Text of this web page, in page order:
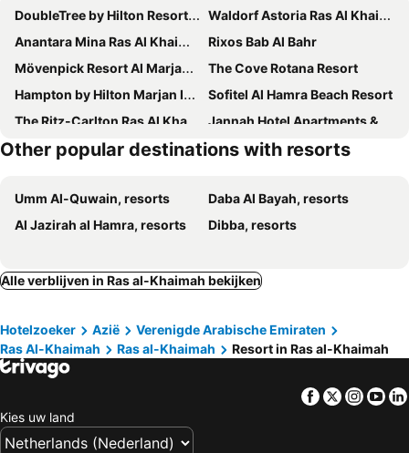
DoubleTree by Hilton Resort & Spa Marjan Island
Waldorf Astoria Ras Al Khaimah
Anantara Mina Ras Al Khaimah Resort
Rixos Bab Al Bahr
Mövenpick Resort Al Marjan Island
The Cove Rotana Resort
Hampton by Hilton Marjan Island
Sofitel Al Hamra Beach Resort
The Ritz-Carlton Ras Al Khaimah, Al Hamra Beach
Jannah Hotel Apartments & Villas
Pullman Resort Al Marjan Island
Intercontinental Hotels Ras Al Khaimah Resort And Spa By Ihg
Other popular destinations with resorts
Umm Al-Quwain, resorts
Daba Al Bayah, resorts
Al Jazirah al Hamra, resorts
Dibba, resorts
Alle verblijven in Ras al-Khaimah bekijken
Hotelzoeker Azië
Verenigde Arabische Emiraten
Ras Al-Khaimah
Ras al-Khaimah Resort in Ras al-Khaimah
Facebook
Twitter
Kies uw land